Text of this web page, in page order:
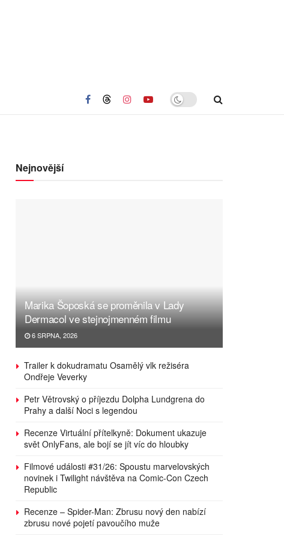
Nejnovější
Marika Šoposká se proměnila v Lady
Dermacol ve stejnojmenném filmu
6 SRPNA, 2026
Trailer k dokudramatu Osamělý vlk režiséra
Ondřeje Veverky
Petr Větrovský o příjezdu Dolpha Lundgrena do
Prahy a další Noci s legendou
Recenze Virtuální přítelkyně: Dokument ukazuje
svět OnlyFans, ale bojí se jít víc do hloubky
Filmové události #31/26: Spoustu marvelovských
novinek i Twilight návštěva na Comic-Con Czech
Republic
Recenze – Spider-Man: Zbrusu nový den nabízí
zbrusu nové pojetí pavoučího muže